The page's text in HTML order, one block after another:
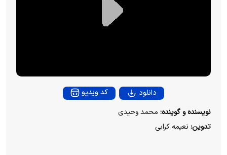
P
y
V
دانلود
کد ویدیو
نویسنده و گوینده: محمد وحیدی
تدوین: نعیمه کرابی